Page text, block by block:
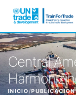
Central
INICIO/